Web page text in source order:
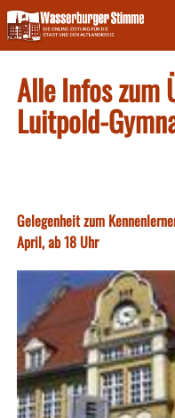
Skip
to
content
Alle Infos
Luitpold-
Gelegenheit zum
April, ab 18 Uhr